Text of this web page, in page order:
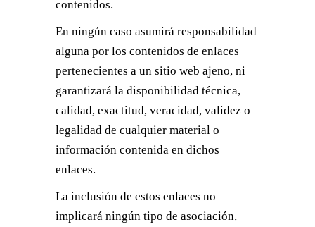
contenidos.
En ningún caso asumirá responsabilidad
alguna por los contenidos de enlaces
pertenecientes a un sitio web ajeno, ni
garantizará la disponibilidad técnica,
calidad, exactitud, veracidad, validez o
legalidad de cualquier material o
información contenida en dichos
enlaces.
La inclusión de estos enlaces no
implicará ningún tipo de asociación,